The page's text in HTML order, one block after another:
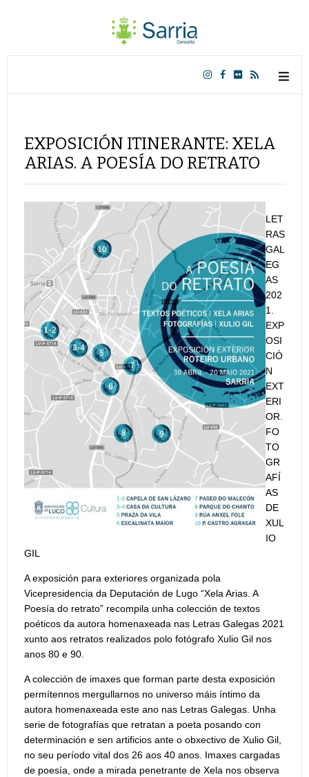
EXPOSICIÓN ITINERANTE: XELA
ARIAS. A POESÍA DO RETRATO
LET
RAS
GAL
EG
AS
202
1.
EXP
OSI
CIÓ
N
EXT
ERI
OR.
FO
TO
GR
AFÍ
AS
DE
XUL
IO
GIL
A exposición para exteriores organizada pola
Vicepresidencia da Deputación de Lugo “Xela Arias. A
Poesía do retrato” recompila unha colección de textos
poéticos da autora homenaxeada nas Letras Galegas 2021
xunto aos retratos realizados polo fotógrafo Xulio Gil nos
anos 80 e 90.
A colección de imaxes que forman parte desta exposición
permítennos mergullarnos no universo máis íntimo da
autora homenaxeada este ano nas Letras Galegas. Unha
serie de fotografías que retratan a poeta posando con
determinación e sen artificios ante o obxectivo de Xulio Gil,
no seu período vital dos 26 aos 40 anos. Imaxes cargadas
de poesía, onde a mirada penetrante de Xela nos observa